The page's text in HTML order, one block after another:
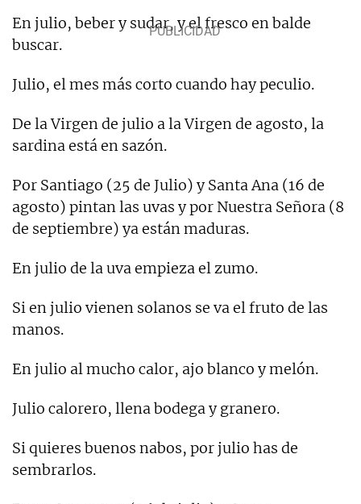
En julio, beber y sudar, y el fresco en balde
buscar.
Julio, el mes más corto cuando hay peculio.
De la Virgen de julio a la Virgen de agosto, la
sardina está en sazón.
Por Santiago (25 de Julio) y Santa Ana (16 de
agosto) pintan las uvas y por Nuestra Señora (8
de septiembre) ya están maduras.
En julio de la uva empieza el zumo.
Si en julio vienen solanos se va el fruto de las
manos.
En julio al mucho calor, ajo blanco y melón.
Julio calorero, llena bodega y granero.
Si quieres buenos nabos, por julio has de
sembrarlos.